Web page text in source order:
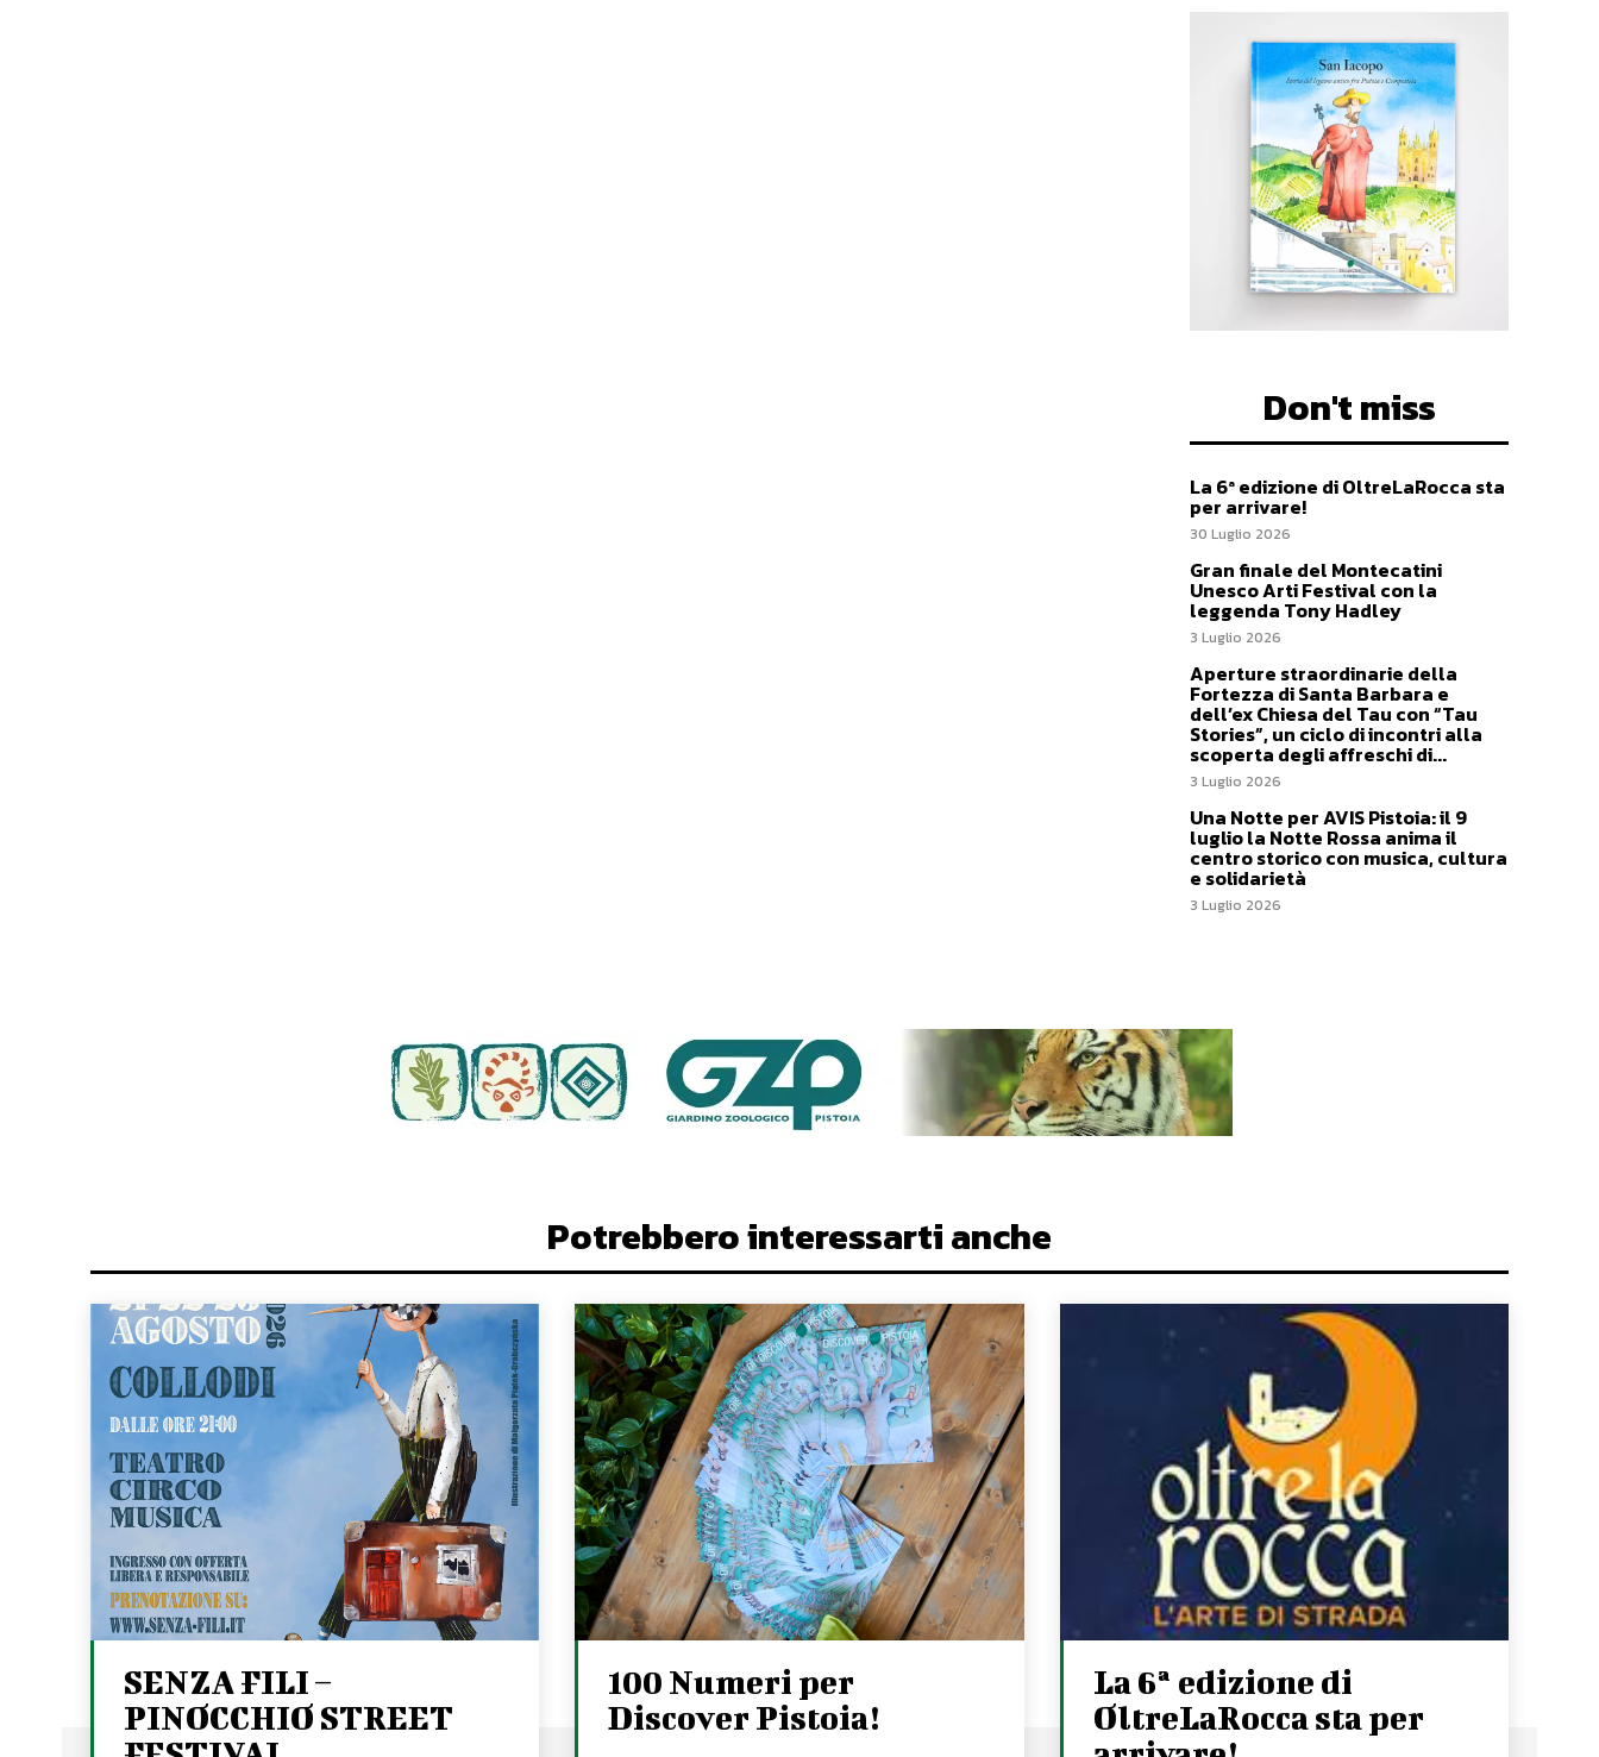
Don't miss
La 6ª edizione di OltreLaRocca sta
per arrivare!
30 Luglio 2026
Gran finale del Montecatini
Unesco Arti Festival con la
leggenda Tony Hadley
3 Luglio 2026
Aperture straordinarie della
Fortezza di Santa Barbara e
dell’ex Chiesa del Tau con “Tau
Stories”, un ciclo di incontri alla
scoperta degli affreschi di...
3 Luglio 2026
Una Notte per AVIS Pistoia: il 9
luglio la Notte Rossa anima il
centro storico con musica, cultura
e solidarietà
3 Luglio 2026
Potrebbero interessarti anche
SENZA FILI –
PINOCCHIO STREET
100 Numeri per
Discover Pistoia!
La 6ª edizione di
OltreLaRocca sta per